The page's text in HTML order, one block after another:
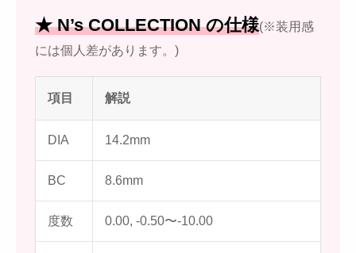
★ N’s COLLECTION の仕様(※装用感
には個人差があります。)
項目 解説
DIA 14.2mm
BC 8.6mm
度数 0.00, -0.50〜-10.00